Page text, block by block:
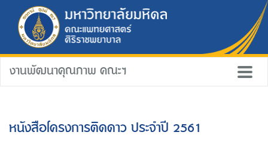
งานพัฒนาคุณภาพ คณะฯ
หนังสือโครงการติดดาว ประจำปี 2561